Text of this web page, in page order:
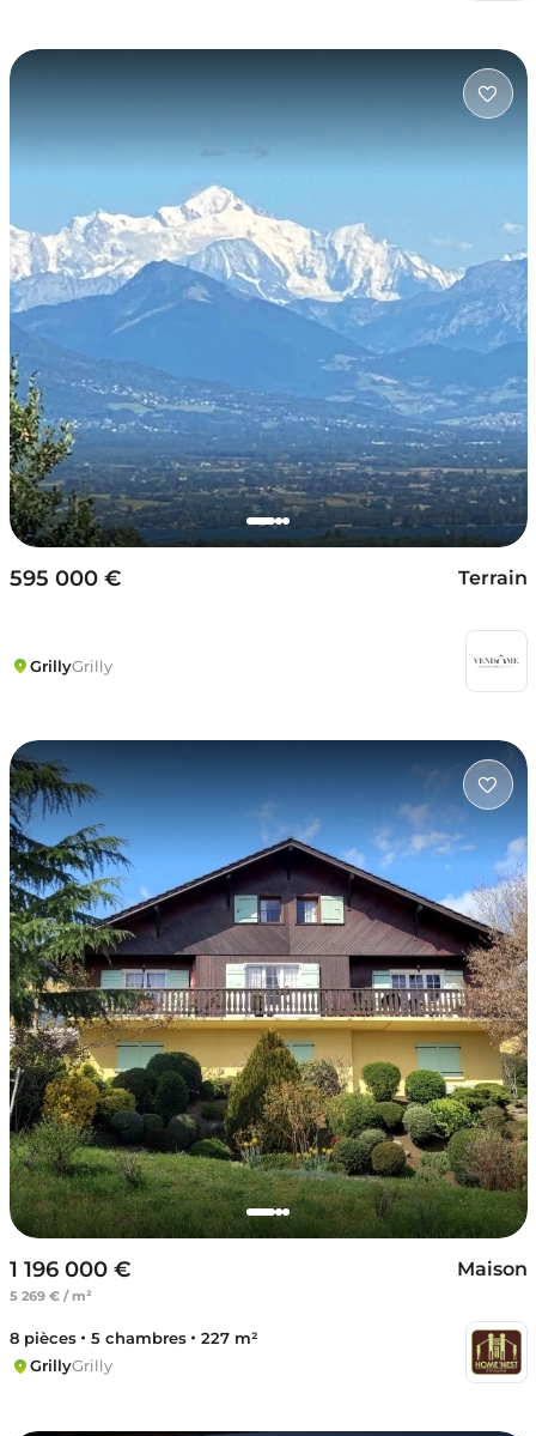
595 000 € Terrain
GrillyGrilly
1 196 000 €
5 269 € / m²
Maison
8 pièces 5 chambres
227 m²
GrillyGrilly